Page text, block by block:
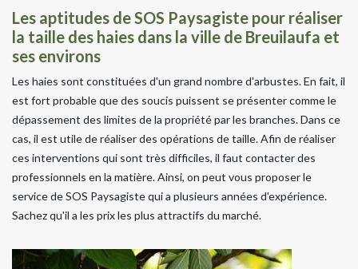
Les aptitudes de SOS Paysagiste pour réaliser
la taille des haies dans la ville de Breuilaufa et
ses environs
Les haies sont constituées d'un grand nombre d'arbustes. En fait, il
est fort probable que des soucis puissent se présenter comme le
dépassement des limites de la propriété par les branches. Dans ce
cas, il est utile de réaliser des opérations de taille. Afin de réaliser
ces interventions qui sont très difficiles, il faut contacter des
professionnels en la matière. Ainsi, on peut vous proposer le
service de SOS Paysagiste qui a plusieurs années d'expérience.
Sachez qu'il a les prix les plus attractifs du marché.